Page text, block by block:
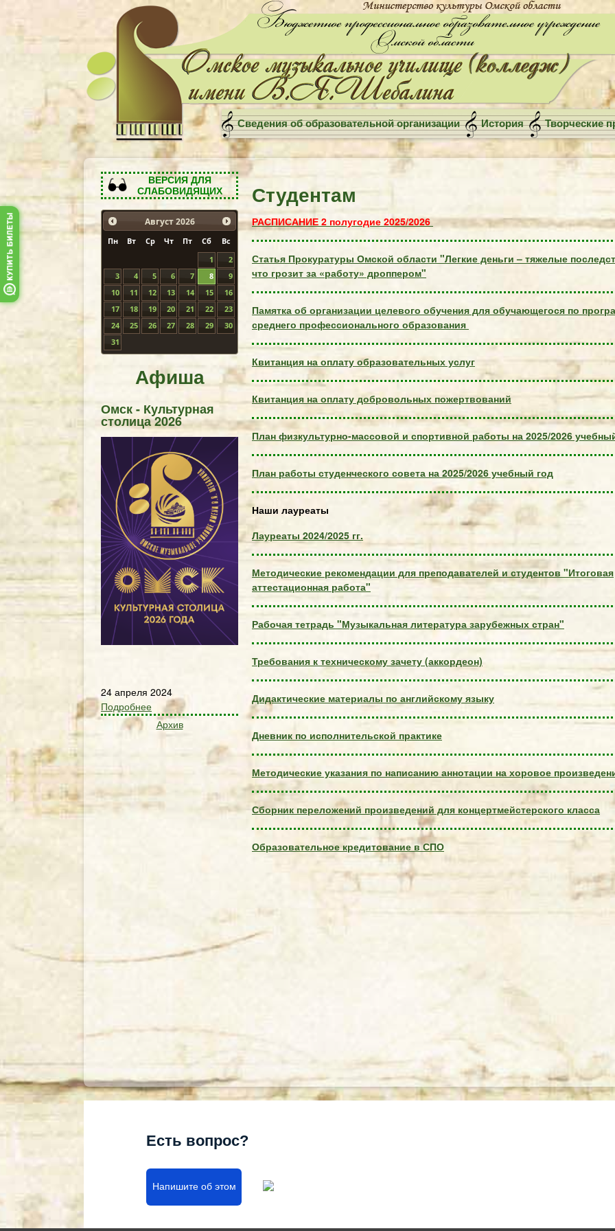
Сведения об образовательной организации История Творческие
ВЕРСИЯ ДЛЯ
СЛАБОВИДЯЩИХ
Август 2026
Пн Вт Ср Чт Пт Сб
Вс
1
2
3
4 5 6 7 8
9
10
11 12 13 14 15
16
17
18 19 20 21 22
23
24
25 26 27 28 29
30
31
Афиша
Омск - Культурная
столица 2026
24 апреля 2024
Подробнее
Архив
Студентам
РАСПИСАНИЕ 2 полугодие 2025/2026
Статья Прокуратуры Омской области "Легкие деньги – тяжелые
что грозит за «работу» дроппером"
Памятка об организации целевого обучения для обучающегося по
среднего профессионального образования
Квитанция на оплату образовательных услуг
Квитанция на оплату добровольных пожертвований
План физкультурно-массовой и спортивной работы на 2025/2026
План работы студенческого совета на 2025/2026 учебный год
Наши лауреаты
Лауреаты 2024/2025 гг.
Методические рекомендации для преподавателей и студентов "Итоговая
аттестационная работа"
Рабочая тетрадь "Музыкальная литература зарубежных стран"
Требования к техническому зачету (аккордеон)
Дидактические материалы по английскому языку
Дневник по исполнительской п​рактике
Методические указания по написанию аннотации на хоровое
Сборник переложений произведений для концертмейстерского класса
Образовательное кредитование в СПО
Есть вопрос?
Напишите об этом